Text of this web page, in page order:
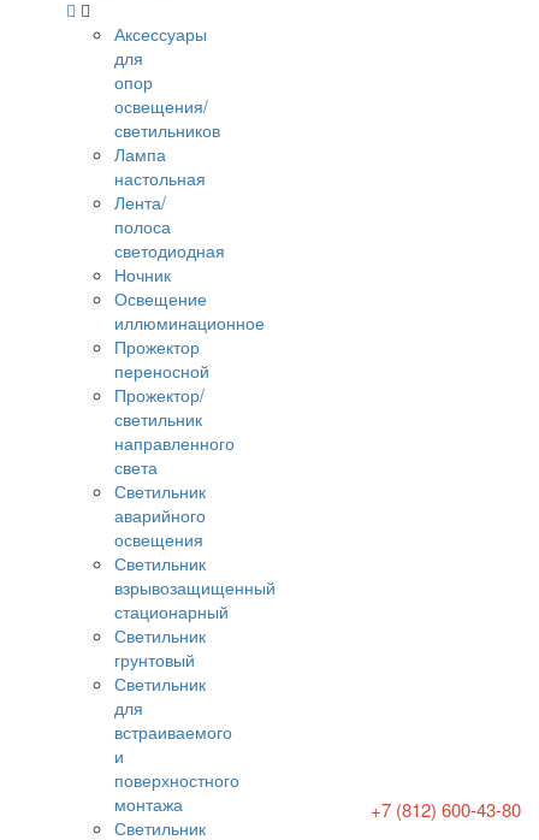
Аксессуары
для
опор
освещения/
светильников
Лампа
настольная
Лента/
полоса
светодиодная
Ночник
Освещение
иллюминационное
Прожектор
переносной
Прожектор/
светильник
направленного
света
Светильник
аварийного
освещения
Светильник
взрывозащищенный
стационарный
Светильник
грунтовый
Светильник
для
встраиваемого
и
поверхностного
монтажа
Светильник
+7 (812) 600-43-80